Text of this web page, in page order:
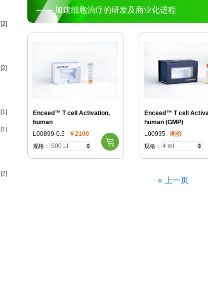
[2]
[2]
[1]
[1]
[2]
—— 加速细胞治疗的研发及商业化进程
Enceed™ T cell Activation,
human
L00899-0.5
￥2100
规格：
Enceed™ T cell
human (GMP)
L00935 询价
规格：
« 上一页